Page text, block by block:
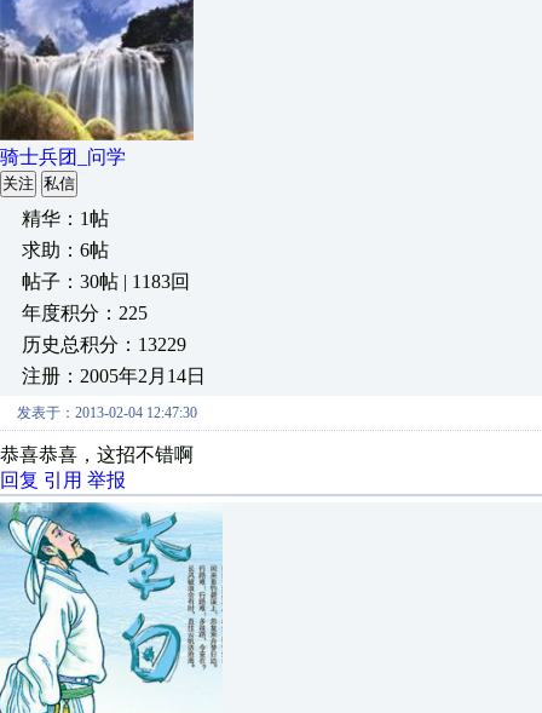
骑士兵团_问学
关注 私信
精华：1帖
求助：6帖
帖子：30帖 | 1183回
年度积分：225
历史总积分：13229
注册：2005年2月14日
发表于：2013-02-04 12:47:30
恭喜恭喜，这招不错啊
回复 引用 举报